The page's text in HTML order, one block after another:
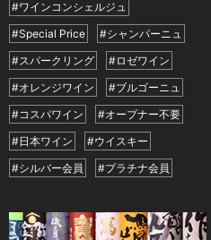
#ワインコンシェルジュ
#Special Price
#シャンパーニュ
#スパークリング
#ロゼワイン
#オレンジワイン
#ブルゴーニュ
#コスパワイン
#オープナー不要
#日本ワイン
#ウイスキー
#シルバー会員
#プラチナ会員